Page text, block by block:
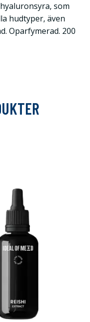
som
hudtyper, även
Oparfymerad. 200